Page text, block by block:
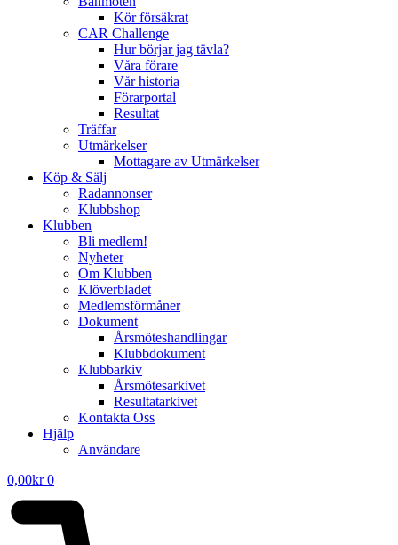
Kör försäkrat
CAR Challenge
Hur börjar jag tävla?
Våra förare
Vår historia
Förarportal
Resultat
Träffar
Utmärkelser
Mottagare av Utmärkelser
Köp & Sälj
Radannonser
Klubbshop
Klubben
Bli medlem!
Nyheter
Om Klubben
Klöverbladet
Medlemsförmåner
Dokument
Årsmöteshandlingar
Klubbdokument
Klubbarkiv
Årsmötesarkivet
Resultatarkivet
Kontakta Oss
Hjälp
Användare
0,00kr 0